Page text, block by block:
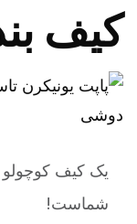
کیف
یک کیف کوچولو
شماست!